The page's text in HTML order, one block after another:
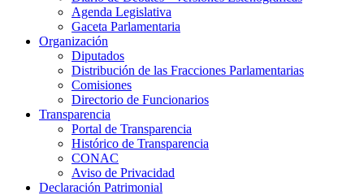
Agenda Legislativa
Gaceta Parlamentaria
Organización
Diputados
Distribución de las Fracciones Parlamentarias
Comisiones
Directorio de Funcionarios
Transparencia
Portal de Transparencia
Histórico de Transparencia
CONAC
Aviso de Privacidad
Declaración Patrimonial